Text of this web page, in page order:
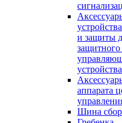
и защиты
защитного
устройства
аппарата
Шина